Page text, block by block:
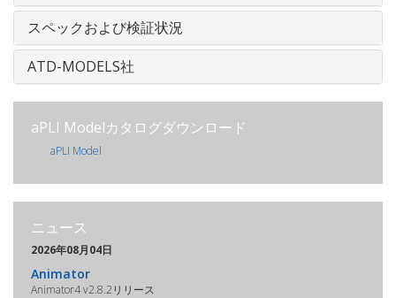
スペックおよび検証状況
ATD-MODELS社
aPLI Modelカタログダウンロード
aPLI Model
ニュース
2026年08月04日
Animator
Animator4 v2.8.2リリース